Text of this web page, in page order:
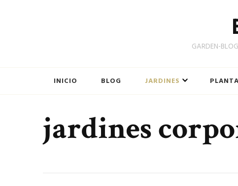
GARDEN-
INICIO BLOG JARDINES
jardines